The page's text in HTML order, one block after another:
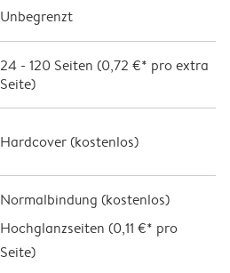
Unbegrenzt
24 - 120 Seiten (0,72 €* pro extra
Seite)
Hardcover (kostenlos)
Normalbindung (kostenlos)
Hochglanzseiten (0,11 €* pro
Seite)